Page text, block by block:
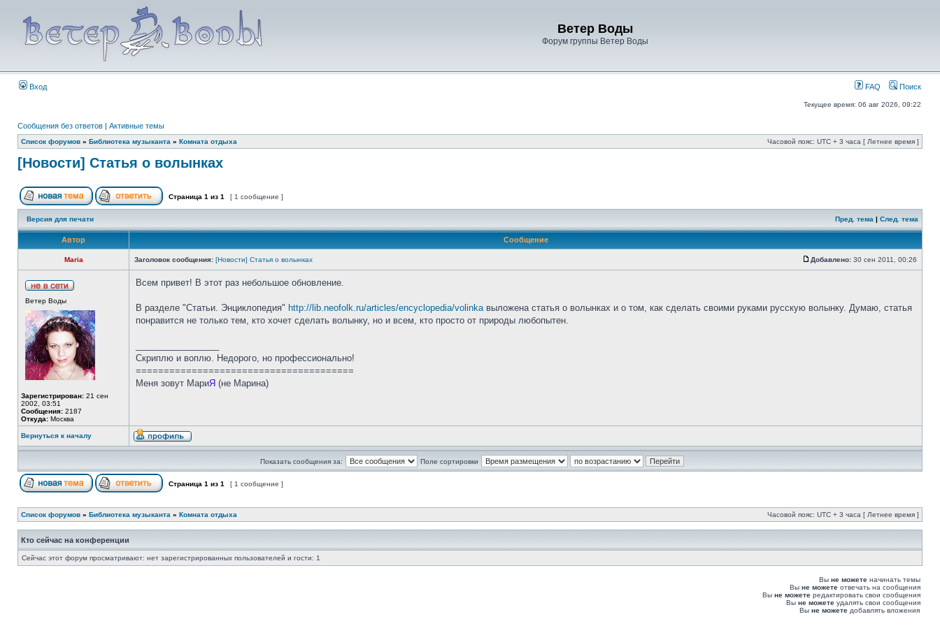
Ветер Воды
Форум группы Ветер Воды
Вход FAQ Поиск
Текущее время: 06 авг 2026, 09:22
Сообщения без ответов | Активные темы
Список форумов » Библиотека музыканта » Комната отдыха Часовой пояс: UTC + 3 часа [ Летнее время ]
[Новости] Статья о волынках
Страница 1 из 1 [ 1 сообщение ]
Версия для печати Пред. тема | След. тема
Автор Сообщение
Maria Заголовок сообщения: [Новости] Статья о волынках Добавлено: 30 сен 2011, 00:26
Ветер Воды
Зарегистрирован: 21 сен
2002, 03:51
Сообщения: 2187
Откуда: Москва
Всем привет! В этот раз небольшое обновление.
В разделе "Статьи. Энциклопедия" http://lib.neofolk.ru/articles/encyclopedia/volinkaвыложена статья о волынках и о том, как сделать своими руками русскую волынку. Думаю, статья
понравится не только тем, кто хочет сделать волынку, но и всем, кто просто от природы любопытен.
Скриплю и воплю. Недорого, но профессионально!
=======================================
Меня зовут МариЯ (не Марина)
Вернуться к началу
Показать сообщения за: Поле сортировки
Страница 1 из 1 [ 1 сообщение ]
Список форумов » Библиотека музыканта » Комната отдыха Часовой пояс: UTC + 3 часа [ Летнее время ]
Кто сейчас на конференции
Сейчас этот форум просматривают: нет зарегистрированных пользователей и гости: 1
Вы не можете начинать темы
Вы не можете отвечать на сообщения
Вы не можете редактировать свои сообщения
Вы не можете удалять свои сообщения
Вы не можете добавлять вложения